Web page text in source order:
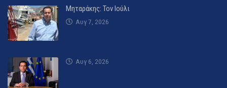
Μηταράκης: Τον Ιούλι
Αυγ 7, 2026
Αυγ 6, 2026